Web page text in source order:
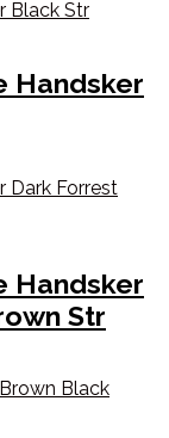
Handsker
Handsker
Str